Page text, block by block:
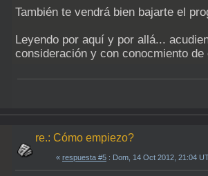
También te vendrá bien bajarte el
Leyendo por aquí y por allá...
consideración y con conocmiento
re.: Cómo empiezo?
« respuesta #5 : Dom, 14 Oct 2012, 21:04